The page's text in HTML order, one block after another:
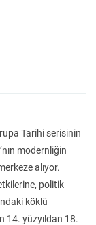
Tarihi serisinin
modernliğin
alıyor.
politik
köklü
14. yüzyıldan 18.